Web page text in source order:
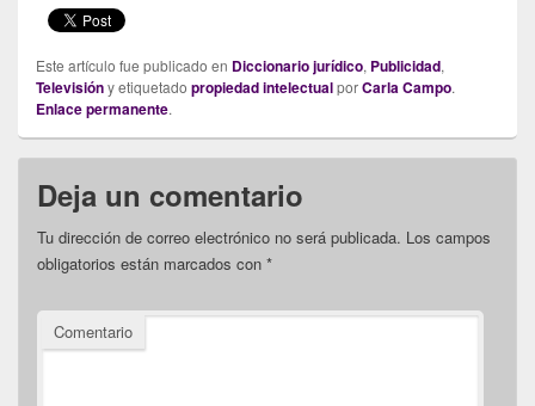
Este artículo fue publicado en Diccionario jurídico, Publicidad,
Televisióny etiquetado propiedad intelectualporCarla Campo.
Enlace permanente.
Deja un comentario
Tu dirección de correo electrónico no será publicada. Los campos
obligatorios están marcados con *
Comentario